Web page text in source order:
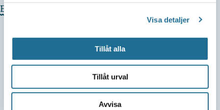
Visa detaljer
Tillåt alla
Tillåt urval
Avvisa
Evenemangets webbplats »